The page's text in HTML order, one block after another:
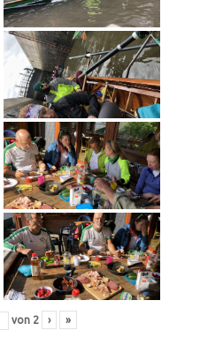
von 2 › »